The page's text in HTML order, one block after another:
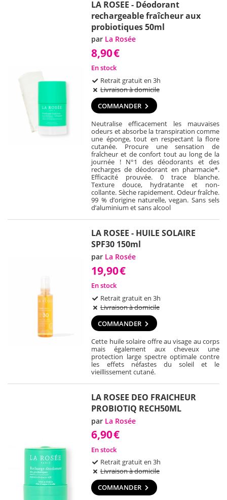
LA ROSEE - Déodorant
rechargeable fraîcheur aux
probiotiques 50ml
par La Rosée
8,90€
En stock
Retrait gratuit en 3h
Livraison à domicile
COMMANDER
Neutralise efficacement les mauvaises
odeurs et absorbe la transpiration comme
une éponge, tout en respectant la flore
cutanée. Procure une sensation de
fraîcheur et de confort tout au long de la
journée ! N°1 des déodorants et des
recharges de déodorant en pharmacie*.
Efficacité prouvée. 0 trace blanche.
Texture douce, hydratante et non-
collante. Sèche rapidement. Odeur fraîche.
99 % d’origine naturelle, vegan. Sans sels
d’aluminium et sans alcool
LA ROSEE - HUILE SOLAIRE
SPF30 150ml
par La Rosée
19,90€
En stock
Retrait gratuit en 3h
Livraison à domicile
COMMANDER
Cette huile solaire offre au visage au corps
mais également aux cheveux une
protection large spectre optimale contre
les effets néfastes du soleil et le
vieillissement cutané.
LA ROSEE DEO FRAICHEUR
PROBIOTIQ RECH50ML
par La Rosée
6,90€
En stock
Retrait gratuit en 3h
Livraison à domicile
COMMANDER